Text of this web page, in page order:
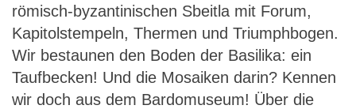
römisch-byzantinischen Sbeitla mit Forum,
Kapitolstempeln, Thermen und Triumphbogen.
Wir bestaunen den Boden der Basilika: ein
Taufbecken! Und die Mosaiken darin? Kennen
wir doch aus dem Bardomuseum! Über die